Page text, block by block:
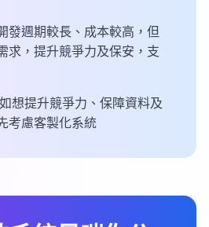
發週期較長、成本較高，但
求，提升競爭力及保安，支
想提升競爭力、保障資料及
考慮客製化系統